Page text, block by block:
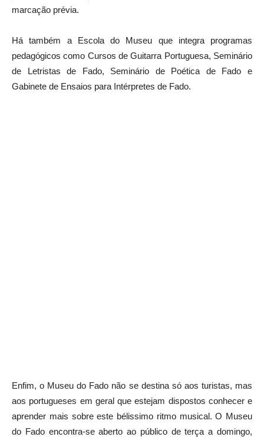
marcação prévia.
Há também a Escola do Museu que integra programas
pedagógicos como Cursos de Guitarra Portuguesa, Seminário
de Letristas de Fado, Seminário de Poética de Fado e
Gabinete de Ensaios para Intérpretes de Fado.
Enfim, o Museu do Fado não se destina só aos turistas, mas
aos portugueses em geral que estejam dispostos conhecer e
aprender mais sobre este bélissimo ritmo musical. O Museu
do Fado encontra-se aberto ao público de terça a domingo,